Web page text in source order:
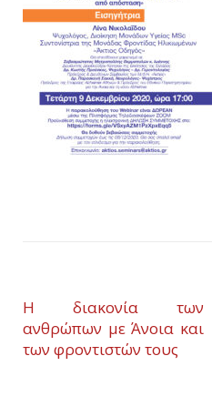
Η διακονία των
ανθρώπων με Άνοια και
των φροντιστών τους